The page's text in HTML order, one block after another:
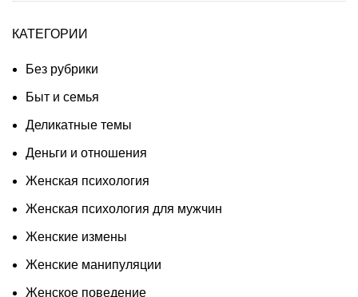
КАТЕГОРИИ
Без рубрики
Быт и семья
Деликатные темы
Деньги и отношения
Женская психология
Женская психология для мужчин
Женские измены
Женские манипуляции
Женское поведение